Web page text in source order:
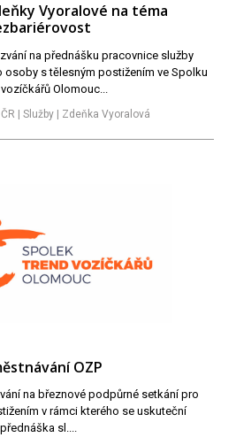
Vyoralové na téma
na přednášku pracovnice služby
s tělesným postižením ve Spolku
Olomouc...
| Služby | Zdeňka Vyoralová
OZP
na březnové podpůrné setkání pro
v rámci kterého se uskuteční
přednáška sl....